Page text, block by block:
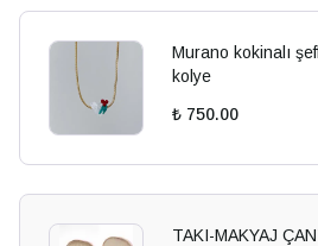
Murano kokinalı
kolye
₺ 750.00
TAKI-MAKYAJ